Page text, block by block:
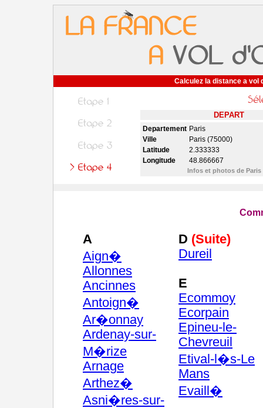
Calculez la distance a vol
DEPART
Departement Paris
Ville
Paris (75000)
Latitude
2.333333
Longitude
48.866667
Infos et photos de Paris
A
Aign�
Allonnes
Ancinnes
Antoign�
Ar�onnay
Ardenay-sur-
M�rize
Arnage
Arthez�
Asni�res-sur-
D (Suite)
Dureil
E
Ecommoy
Ecorpain
Epineu-le-
Chevreuil
Etival-l�s-Le
Mans
Evaill�